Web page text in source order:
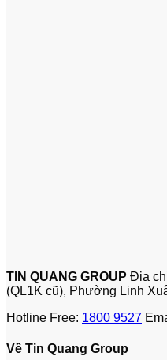
TIN QUANG GROUP Địa
(QL1K cũ), Phường Linh
Hotline Free: 1800 9527
Về Tin Quang Group